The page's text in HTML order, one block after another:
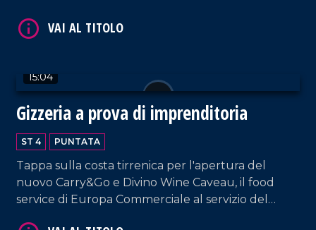
15:04
Gizzeria a prova di imprenditoria
ST 4 PUNTATA
Tappa sulla costa tirrenica per l'apertura del
nuovo Carry&Go e Divino Wine Caveau, il food
service di Europa Commerciale al servizio del
VAI AL TITOLO